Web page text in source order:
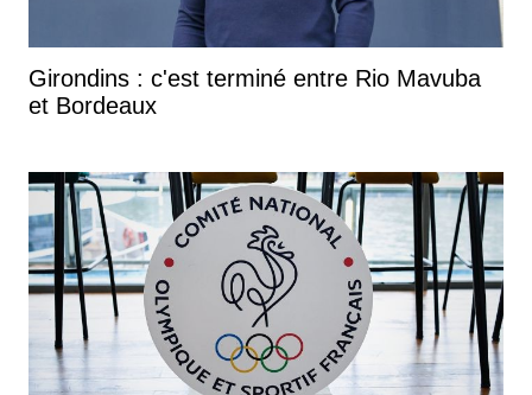
Girondins : c'est terminé entre Rio Mavuba
et Bordeaux